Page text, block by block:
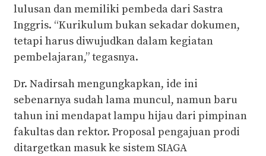
lulusan dan memiliki pembeda dari Sastra
Inggris. “Kurikulum bukan sekadar dokumen,
tetapi harus diwujudkan dalam kegiatan
pembelajaran,” tegasnya.
Dr. Nadirsah mengungkapkan, ide ini
sebenarnya sudah lama muncul, namun baru
tahun ini mendapat lampu hijau dari pimpinan
fakultas dan rektor. Proposal pengajuan prodi
ditargetkan masuk ke sistem SIAGA